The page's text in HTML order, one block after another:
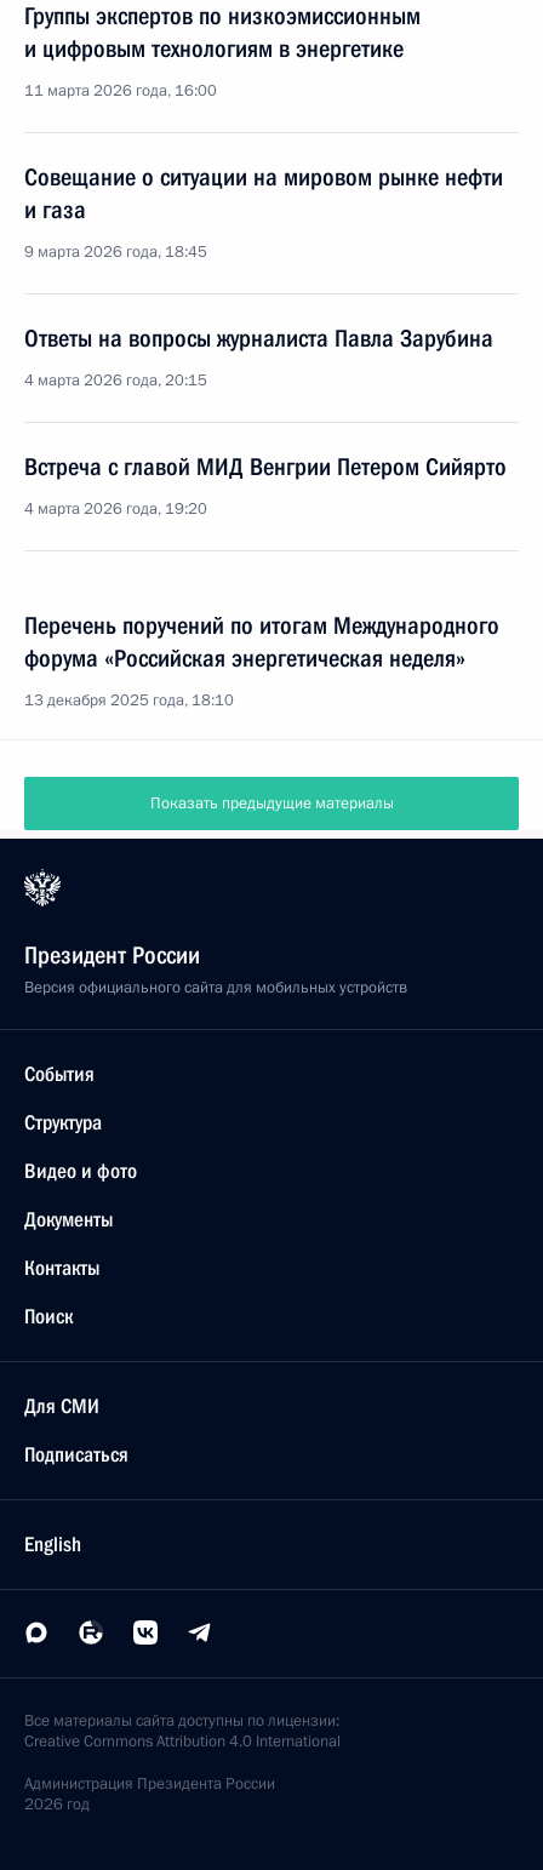
Группы экспертов по низкоэмиссионным
и цифровым технологиям в энергетике
11 марта 2026 года, 16:00
Совещание о ситуации на мировом рынке нефти
и газа
9 марта 2026 года, 18:45
Ответы на вопросы журналиста Павла Зарубина
4 марта 2026 года, 20:15
Встреча с главой МИД Венгрии Петером Сийярто
4 марта 2026 года, 19:20
Перечень поручений по итогам Международного
форума «Российская энергетическая неделя»
13 декабря 2025 года, 18:10
Показать предыдущие материалы
Президент России
Версия официального сайта для мобильных устройств
События
Структура
Видео и фото
Документы
Контакты
Поиск
Для СМИ
Подписаться
English
Все материалы сайта доступны по лицензии:
Creative Commons Attribution 4.0 International
Администрация Президента России
2026 год